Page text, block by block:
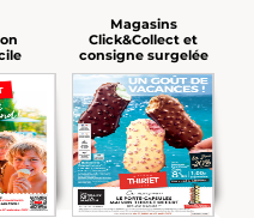
Magasins
Click&Collect et
consigne surgelée